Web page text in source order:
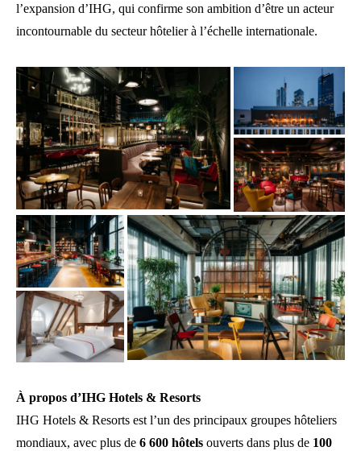
l’expansion d’IHG, qui confirme son ambition d’être un acteur
incontournable du secteur hôtelier à l’échelle internationale.
À propos d’IHG Hotels & Resorts
IHG Hotels & Resorts est l’un des principaux groupes hôteliers
mondiaux, avec plus de 6 600 hôtels ouverts dans plus de 100